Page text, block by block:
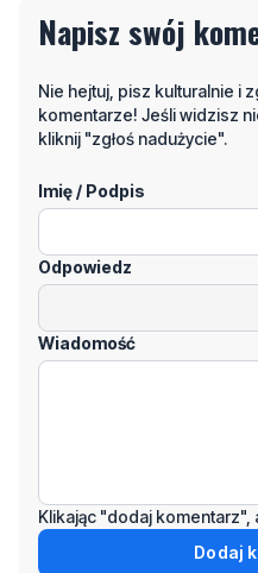
komentarze! Jeśli widzisz
kliknij "zgłoś nadużycie".
Imię / Podpis
Odpowiedz
Wiadomość